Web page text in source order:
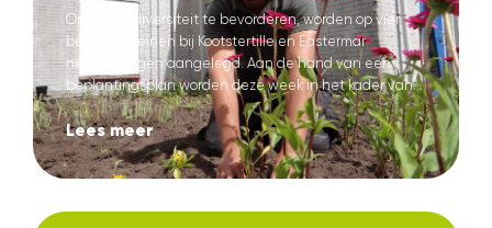
Om de biodiversiteit te bevorderen, worden op vier
bedrijfsterreinen bij Kootstertille en Eastermar
nectarkroegen aangelegd. Aan de hand van een
beplantingsplan worden deze week in het kader van...
Lees meer